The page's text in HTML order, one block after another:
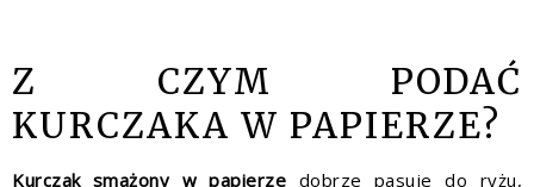
Z CZYM PODAĆ
KURCZAKA W PAPIERZE?
Kurczak smażony w papierze dobrze pasuje do ryżu,